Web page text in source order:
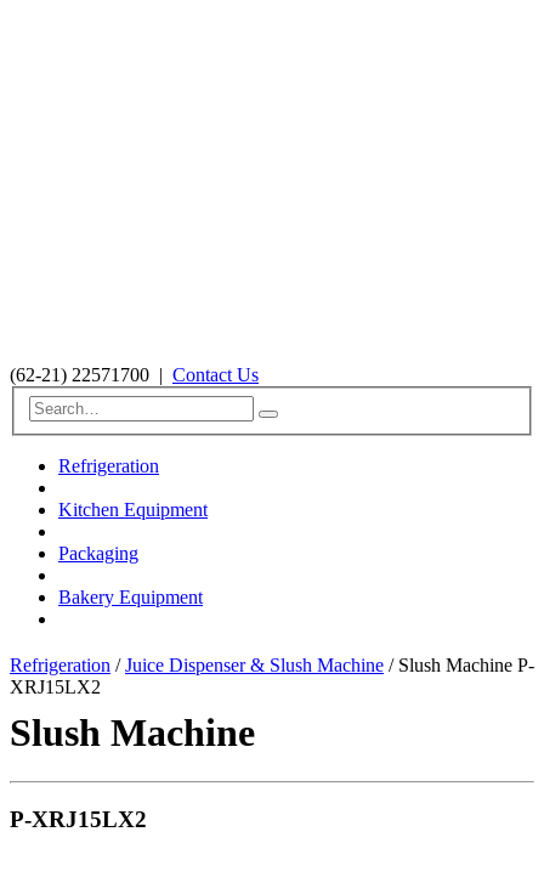
(62-21) 22571700 | Contact Us
Refrigeration
Kitchen Equipment
Packaging
Bakery Equipment
Refrigeration /Juice Dispenser & Slush Machine / Slush Machine P-
XRJ15LX2
Slush Machine
P-XRJ15LX2